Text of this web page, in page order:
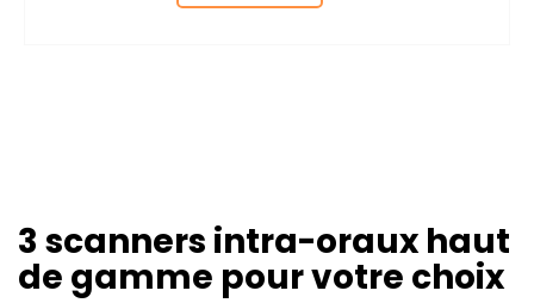
3 scanners intra-oraux haut
de gamme pour votre choix